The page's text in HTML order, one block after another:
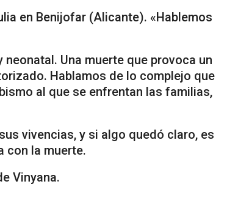
en Benijofar (Alicante). «Hablemos
Una muerte que provoca un
Hablamos de lo complejo que
al que se enfrentan las familias,
vivencias, y si algo quedó claro, es
con la muerte.
Vinyana.